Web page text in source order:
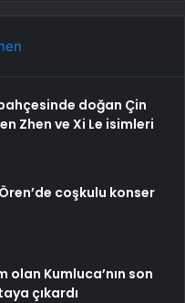
doğan Çin
Zhen ve Xi Le isimleri
coşkulu konser
olan Kumluca’nın son
çıkardı